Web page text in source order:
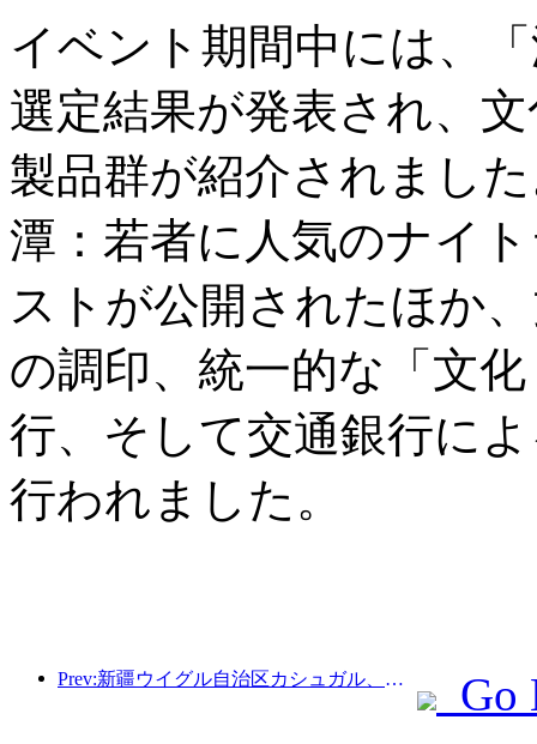
イベント期間中には、
選定結果が発表され、
製品群が紹介されまし
潭：若者に人気のナイ
ストが公開されたほか
の調印、統一的な「文
行、そして交通銀行に
行われました。
Prev:新疆ウイグル自治区カシュガル、民族間交流の促進に向けた観光振興イベントを開催 Go